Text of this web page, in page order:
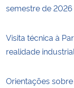
semestre de 2026
Visita técnica à
realidade industrial
Orientações